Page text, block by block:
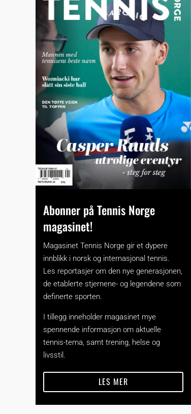
Abonner på Tennis Norge
magasinet!
Magasinet Tennis Norge gir et dypere
innblikk i norsk og internasjonal tennis.
Les reportasjer om den nye generasjonen,
de etablerte stjernene- og legendene som
definerte sporten.
I tillegg inneholder magasinet mye
spennende informasjon om aktuelle
tennis-tema, samt trening, helse og
livsstil.
LES MER